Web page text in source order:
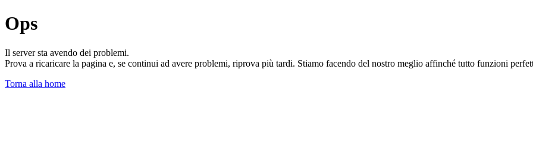
Ops
Il server sta avendo dei problemi.
Prova a ricaricare la pagina e, se continui ad avere problemi, riprova più tardi. Stiamo facendo del nostro meglio affinché tutto funzioni
Torna alla home